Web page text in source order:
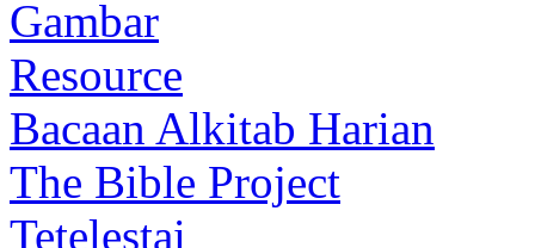
Gambar
Resource
Bacaan Alkitab Harian
The Bible Project
Tetelestai